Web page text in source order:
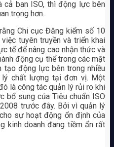
cả ban ISO, thì động lực bên
trọng hơn.
Chi cục Đăng kiểm số 10
tuyên truyền và triển khai
tế để nâng cao nhận thức và
động cụ thể trong các mặt
tạo động lực bên trong nhiều
lý chất lượng tại đơn vị. Một
là công tác quản lý rủi ro khi
bổ sung của Tiêu chuẩn ISO
trước đây. Bởi vì quản lý
sự hoạt động ổn định của
kinh doanh đang tiềm ẩn rất